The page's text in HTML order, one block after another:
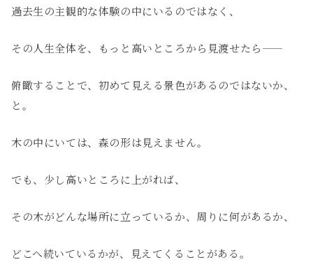
過去生の主観的な体験の中にいるのではなく、
その人生全体を、もっと高いところから見渡せたら——
俯瞰することで、初めて見える景色があるのではないか、
と。
木の中にいては、森の形は見えません。
でも、少し高いところに上がれば、
その木がどんな場所に立っているか、周りに何があるか、
どこへ続いているかが、見えてくることがある。